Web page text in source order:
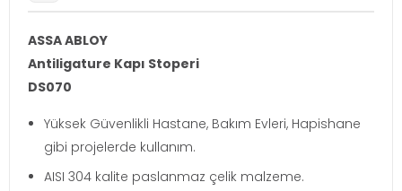
ASSA ABLOY
Antiligature Kapı Stoperi
DS070
Yüksek Güvenlikli Hastane, Bakım Evleri, Hapishane
gibi projelerde kullanım.
AISI 304 kalite paslanmaz çelik malzeme.